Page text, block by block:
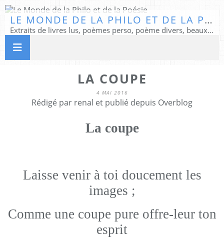
LE MONDE DE LA PHILO ET DE LA POÉSIE
Extraits de livres lus, poèmes perso, poème divers, beaux textes...
LA COUPE
4 MAI 2016
Rédigé par renal et publié depuis Overblog
La coupe
Laisse venir à toi doucement les
images ;
Comme une coupe pure offre-leur ton
esprit